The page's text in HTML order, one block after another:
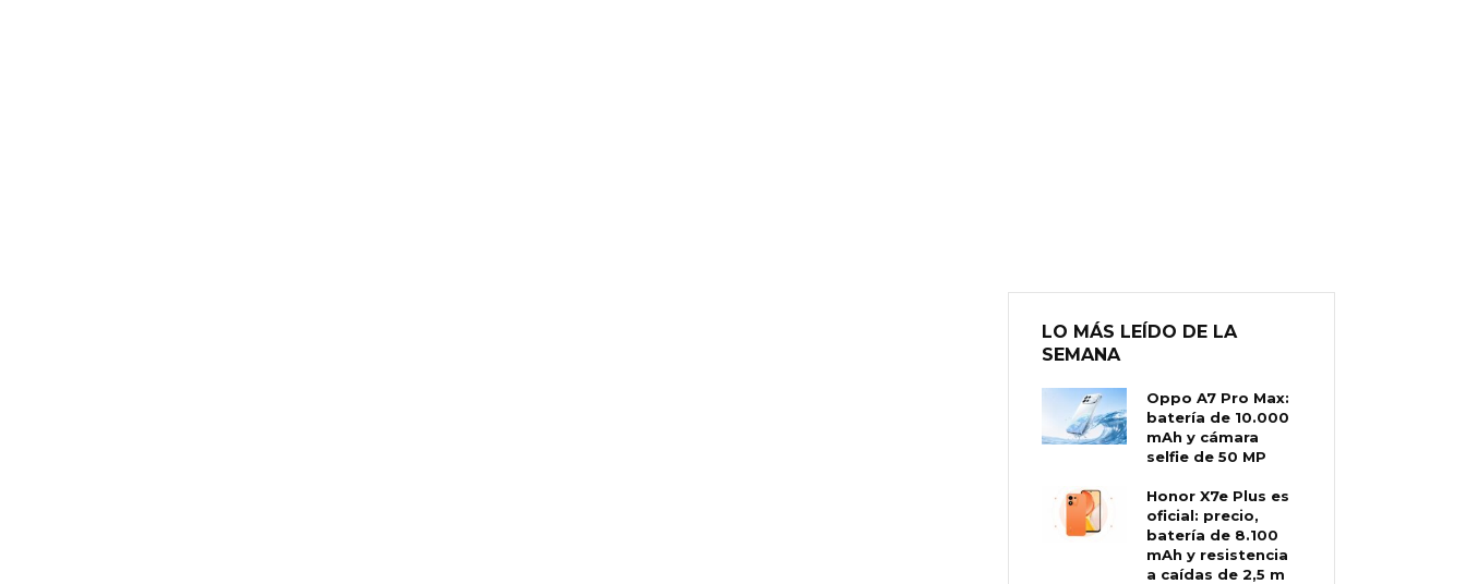
LO MÁS LEÍDO DE LA
SEMANA
Oppo A7 Pro Max:
batería de 10.000
mAh y cámara
selfie de 50 MP
Honor X7e Plus es
oficial: precio,
batería de 8.100
mAh y resistencia
a caídas de 2,5 m